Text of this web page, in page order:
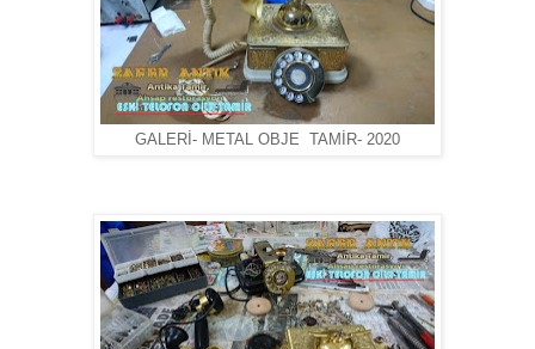
GALERİ- METAL OBJE TAMİR- 2020